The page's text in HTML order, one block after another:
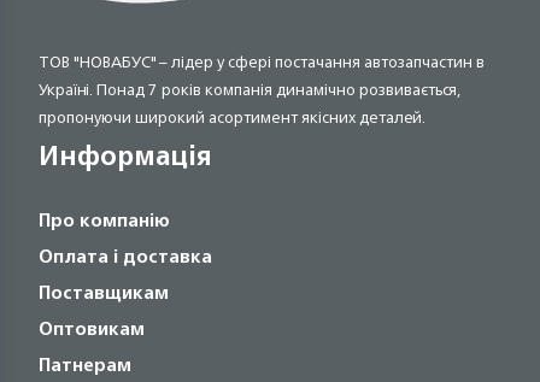
ТОВ "НОВАБУС" – лідер у сфері постачання автозапчастин в
Україні. Понад 7 років компанія динамічно розвивається,
пропонуючи широкий асортимент якісних деталей.
Информація
Про компанію
Оплата і доставка
Поставщикам
Оптовикам
Патнерам